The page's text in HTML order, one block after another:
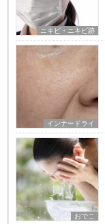
ニキビ・ニキビ跡
インナードライ
おでこ